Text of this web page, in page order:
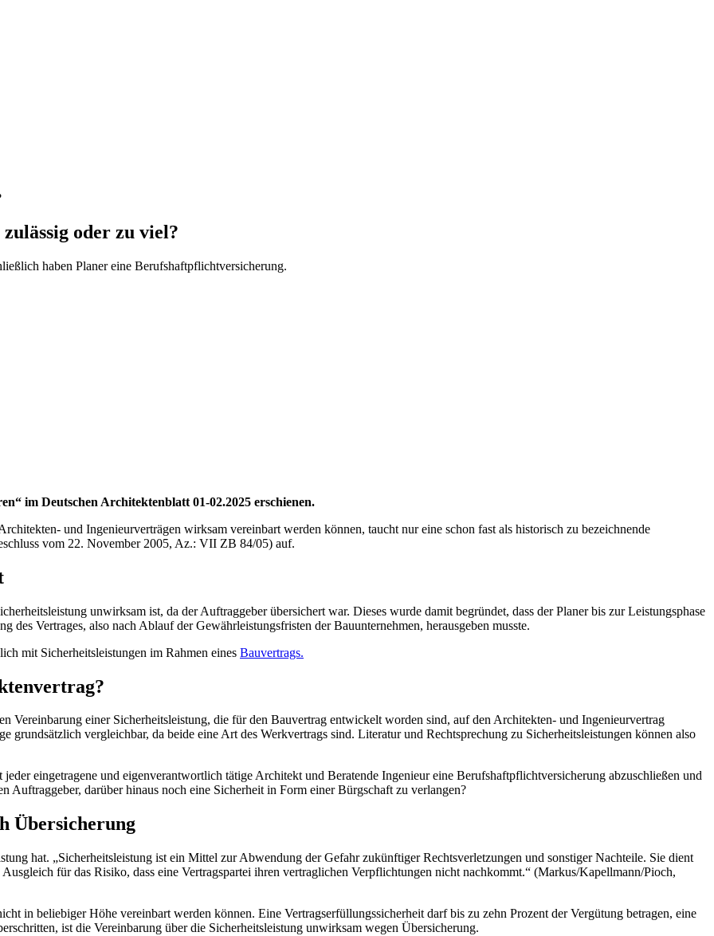
oder zu viel?
haben Planer eine Berufshaftpflichtversicherung.
im Deutschen Architektenblatt 01-02.2025 erschienen.
und Ingenieurverträgen wirksam vereinbart werden können, taucht nur eine schon fast als historisch zu bezeichnende
vom 22. November 2005, Az.: VII ZB 84/05) auf.
unwirksam ist, da der Auftraggeber übersichert war. Dieses wurde damit begründet, dass der Planer bis zur Leistungsphase
Vertrages, also nach Ablauf der Gewährleistungsfristen der Bauunternehmen, herausgeben musste.
mit Sicherheitsleistungen im Rahmen eines Bauvertrags.
Vereinbarung einer Sicherheitsleistung, die für den Bauvertrag entwickelt worden sind, auf den Architekten- und Ingenieurvertrag
grundsätzlich vergleichbar, da beide eine Art des Werkvertrags sind. Literatur und Rechtsprechung zu Sicherheitsleistungen können also
eingetragene und eigenverantwortlich tätige Architekt und Beratende Ingenieur eine Berufshaftpflichtversicherung abzuschließen und
Auftraggeber, darüber hinaus noch eine Sicherheit in Form einer Bürgschaft zu verlangen?
Übersicherung
hat. „Sicherheitsleistung ist ein Mittel zur Abwendung der Gefahr zukünftiger Rechtsverletzungen und sonstiger Nachteile. Sie dient
für das Risiko, dass eine Vertragspartei ihren vertraglichen Verpflichtungen nicht nachkommt.“ (Markus/Kapellmann/Pioch,
in beliebiger Höhe vereinbart werden können. Eine Vertragserfüllungssicherheit darf bis zu zehn Prozent der Vergütung betragen, eine
ist die Vereinbarung über die Sicherheitsleistung unwirksam wegen Übersicherung.